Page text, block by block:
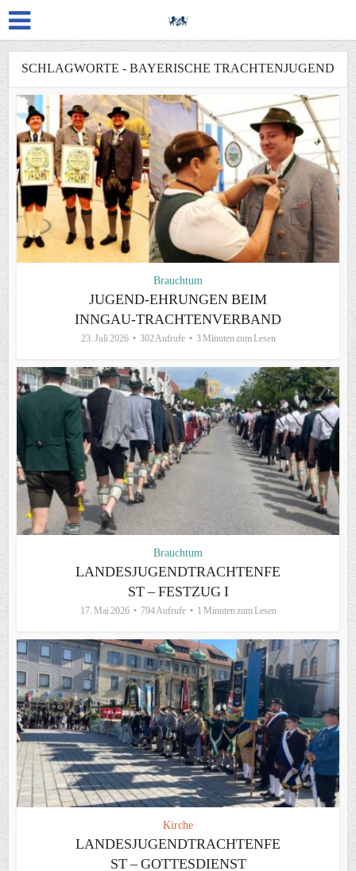
SCHLAGWORTE - BAYERISCHE TRACHTENJUGEND
Brauchtum
JUGEND-EHRUNGEN BEIM
INNGAU-TRACHTENVERBAND
23. Juli 2026 302 Aufrufe 3 Minuten zum Lesen
Brauchtum
LANDESJUGENDTRACHTENFE
ST – FESTZUG I
17. Mai 2026 794 Aufrufe 1 Minuten zum Lesen
Kirche
LANDESJUGENDTRACHTENFE
ST – GOTTESDIENST